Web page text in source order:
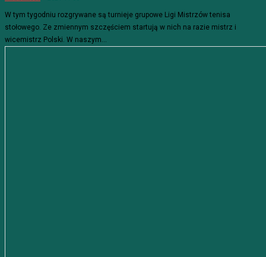
W tym tygodniu rozgrywane są turnieje grupowe Ligi Mistrzów tenisa
stołowego. Ze zmiennym szczęściem startują w nich na razie mistrz i
wicemistrz Polski. W naszym...